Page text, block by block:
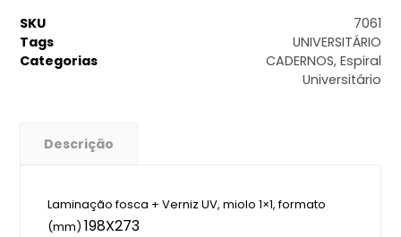
SKU
7061
Tags
UNIVERSITÁRIO
Categorias
CADERNOS, Espiral
Universitário
Descrição
Laminação fosca + Verniz UV, miolo 1×1, formato
(mm)198X273